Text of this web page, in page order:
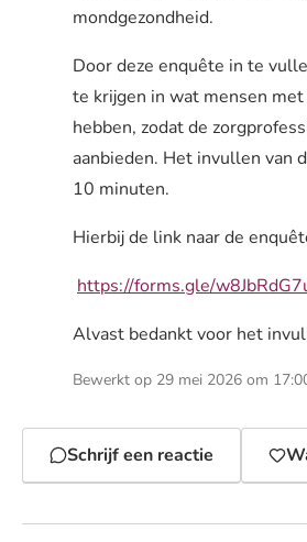
mondgezondheid.
Door deze enquête in te
te krijgen in wat mensen
hebben, zodat de
aanbieden. Het invullen van
10 minuten.
Hierbij de link naar de
https://forms.gle/
Alvast bedankt voor het
Bewerkt op 29 mei 2026 om
Schrijf een reactie